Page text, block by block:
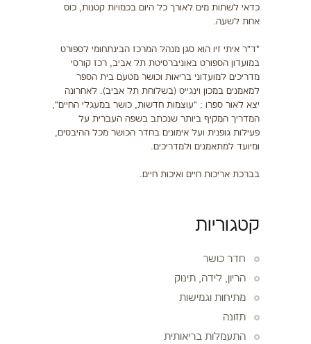
כדאי לשתות מים לאורך כל היום בכמויות קטנות, כוס
אחת לשעה.
*ד"ר איתי זיו הוא סגן מנהל המרכז הבינתחומי לספורט
במועדון הספורט באוניברסיטת תל אביב, רכז קורסי
מדריכים למועדוני בריאות וכושר מטעם בית הספר
למאמנים במכון וינגייט (בשלוחת תל אביב). לאחרונה
יצא לאור ספרו : "עוצמות חדשות, כושר במעגלי החיים",
המדריך המקיף ביותר שנכתב בשפה העברית על
פעילות גופנית ועל אימונים בחדר הכושר מכל ההיבטים,
ומיועד למתאמנים ולמדריכים.
בברכת אריכות חיים ואיכות חיים.
קטגוריות
חדר כושר
הריון, לידה, תינוק
מתיחות וגמישות
תזונה
התעמלות בריאותית